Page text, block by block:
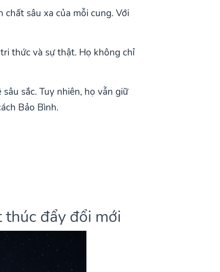
sâu xa của mỗi cung. Với
thức và sự thật. Họ không chỉ
sắc. Tuy nhiên, họ vẫn giữ
Bảo Bình.
thúc đẩy đổi mới